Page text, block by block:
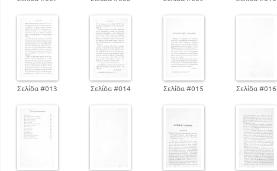
Περί των εντομοστράκων
Περί των ζωοφύτων ή ακτινωτών
Σελίδα #013 Σελίδα #014 Σελίδα #015 Σελίδα #016